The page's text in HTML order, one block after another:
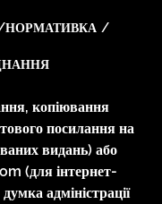
копіювання
посилання на
видань) або
(для інтернет-
адміністрації